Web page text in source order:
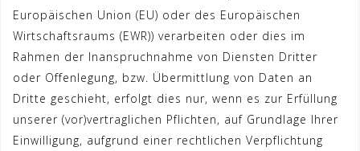
Europäischen Union (EU) oder des Europäischen
Wirtschaftsraums (EWR)) verarbeiten oder dies im
Rahmen der Inanspruchnahme von Diensten Dritter
oder Offenlegung, bzw. Übermittlung von Daten an
Dritte geschieht, erfolgt dies nur, wenn es zur Erfüllung
unserer (vor)vertraglichen Pflichten, auf Grundlage Ihrer
Einwilligung, aufgrund einer rechtlichen Verpflichtung